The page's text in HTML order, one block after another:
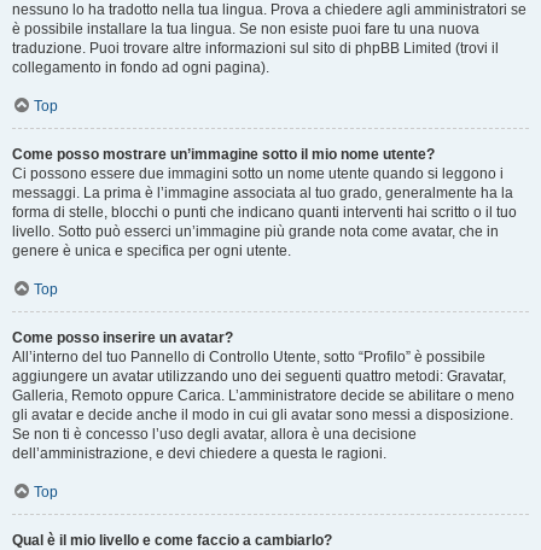
nessuno lo ha tradotto nella tua lingua. Prova a chiedere agli amministratori se
è possibile installare la tua lingua. Se non esiste puoi fare tu una nuova
traduzione. Puoi trovare altre informazioni sul sito di phpBB Limited (trovi il
collegamento in fondo ad ogni pagina).
Top
Come posso mostrare un’immagine sotto il mio nome utente?
Ci possono essere due immagini sotto un nome utente quando si leggono i
messaggi. La prima è l’immagine associata al tuo grado, generalmente ha la
forma di stelle, blocchi o punti che indicano quanti interventi hai scritto o il tuo
livello. Sotto può esserci un’immagine più grande nota come avatar, che in
genere è unica e specifica per ogni utente.
Top
Come posso inserire un avatar?
All’interno del tuo Pannello di Controllo Utente, sotto “Profilo” è possibile
aggiungere un avatar utilizzando uno dei seguenti quattro metodi: Gravatar,
Galleria, Remoto oppure Carica. L’amministratore decide se abilitare o meno
gli avatar e decide anche il modo in cui gli avatar sono messi a disposizione.
Se non ti è concesso l’uso degli avatar, allora è una decisione
dell’amministrazione, e devi chiedere a questa le ragioni.
Top
Qual è il mio livello e come faccio a cambiarlo?